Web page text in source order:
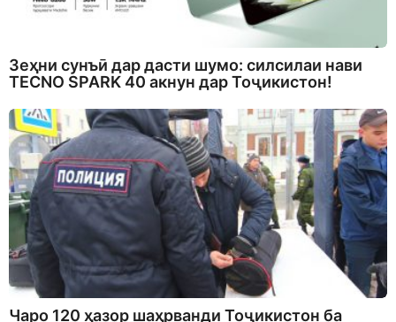
Зеҳни сунъӣ дар дасти шумо: силсилаи нави
TECNO SPARK 40 акнун дар Тоҷикистон!
Чаро 120 ҳазор шаҳрванди Тоҷикистон ба